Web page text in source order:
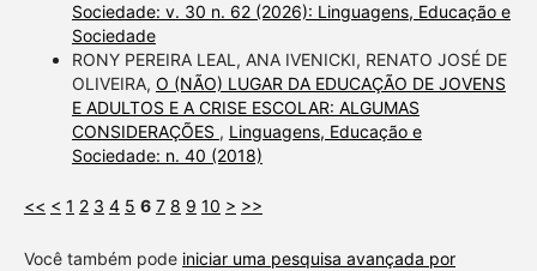
Sociedade: v. 30 n. 62 (2026): Linguagens, Educação e
Sociedade
RONY PEREIRA LEAL, ANA IVENICKI, RENATO JOSÉ DE
OLIVEIRA, O (NÃO) LUGAR DA EDUCAÇÃO DE JOVENS
E ADULTOS E A CRISE ESCOLAR: ALGUMAS
CONSIDERAÇÕES , Linguagens, Educação e
Sociedade: n. 40 (2018)
<< < 1 2 3 4 5 6 7 8 9 10 > >>
Você também pode iniciar uma pesquisa avançada por